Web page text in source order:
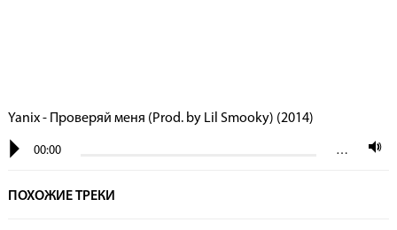
Yanix - Проверяй меня (Prod. by Lil Smooky) (2014)
00:00 …
ПОХОЖИЕ ТРЕКИ